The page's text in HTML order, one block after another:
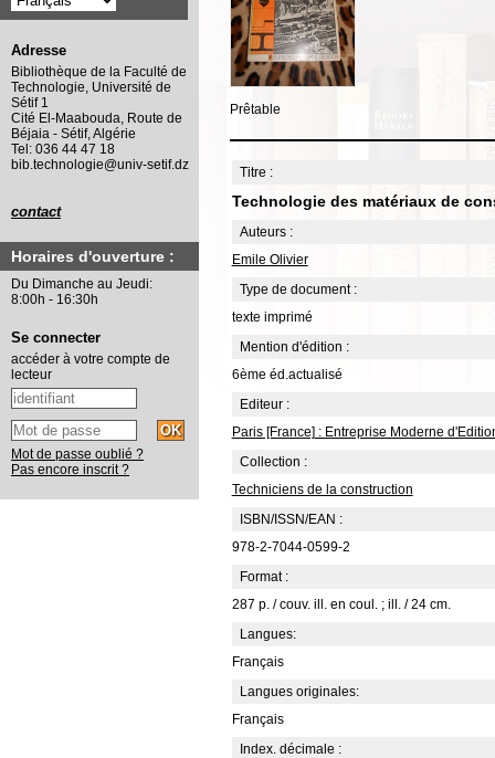
Prêtable
Titre :
Technologie des matériaux de
Auteurs :
Emile Olivier
Type de document :
texte imprimé
Mention d'édition :
6ème éd.actualisé
Editeur :
Paris [France] : Entreprise Moderne
Collection :
Techniciens de la construction
ISBN/ISSN/EAN :
978-2-7044-0599-2
Format :
287 p. / couv. ill. en coul. ; ill. / 24 cm.
Langues:
Français
Langues originales:
Français
Index. décimale :
Adresse
Bibliothèque de la Faculté de
Technologie, Université de
Sétif 1
Cité El-Maabouda, Route de
Béjaia - Sétif, Algérie
Tel: 036 44 47 18
bib.technologie@univ-setif.dz
contact
Horaires d'ouverture :
Du Dimanche au Jeudi:
8:00h - 16:30h
Se connecter
accéder à votre compte de
lecteur
Mot de passe oublié ?
Pas encore inscrit ?